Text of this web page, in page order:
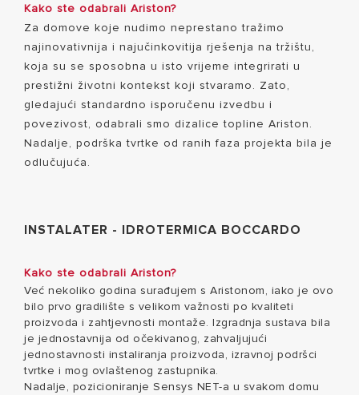
Kako ste odabrali Ariston?
Za domove koje nudimo neprestano tražimo
najinovativnija i najučinkovitija rješenja na tržištu,
koja su se sposobna u isto vrijeme integrirati u
prestižni životni kontekst koji stvaramo. Zato,
gledajući standardno isporučenu izvedbu i
povezivost, odabrali smo dizalice topline Ariston.
Nadalje, podrška tvrtke od ranih faza projekta bila je
odlučujuća.
INSTALATER - IDROTERMICA BOCCARDO
Kako ste odabrali Ariston?
Već nekoliko godina surađujem s Aristonom, iako je ovo
bilo prvo gradilište s velikom važnosti po kvaliteti
proizvoda i zahtjevnosti montaže. Izgradnja sustava bila
je jednostavnija od očekivanog, zahvaljujući
jednostavnosti instaliranja proizvoda, izravnoj podršci
tvrtke i mog ovlaštenog zastupnika.
Nadalje, pozicioniranje Sensys NET-a u svakom domu